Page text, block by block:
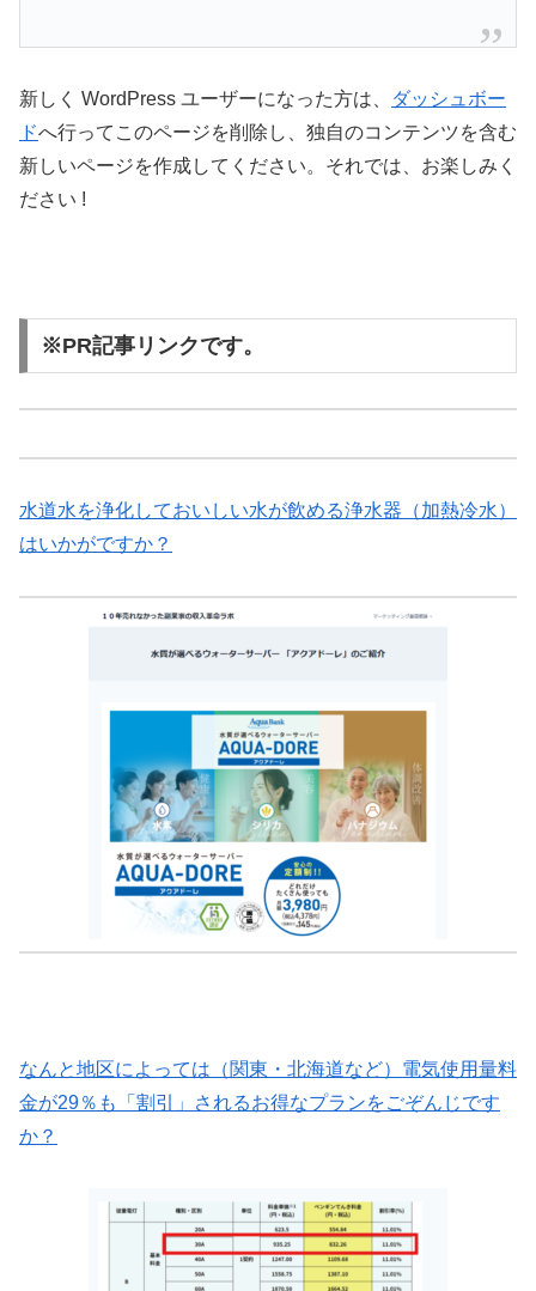
新しく WordPress ユーザーになった方は、
ダッシュボー
ドへ行ってこのページを削除し、独自のコンテンツを含む
新しいページを作成してください。それでは、お楽しみく
ださい !
※PR記事リンクです。
水道水を浄化しておいしい水が飲める浄水器（加熱冷水）
はいかがですか？
なんと地区によっては（関東・北海道など）電気使用量料
金が29％も「割引」されるお得なプランをごぞんじです
か？